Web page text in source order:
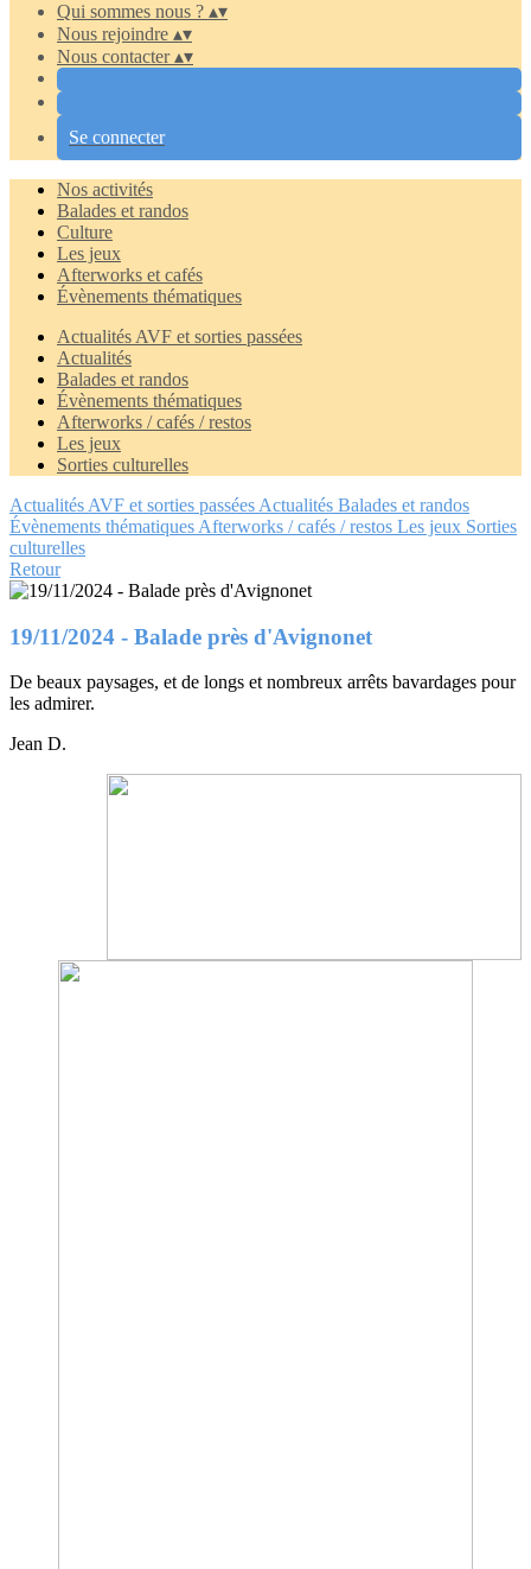
Qui sommes nous ? ▴▾
Nous rejoindre ▴▾
Nous contacter▴▾
Se connecter
Nos activités
Balades et randos
Culture
Les jeux
Afterworks et cafés
Évènements thématiques
Actualités AVF et sorties passées
Actualités
Balades et randos
Évènements thématiques
Afterworks / cafés / restos
Les jeux
Sorties culturelles
Actualités AVF et sorties passées Actualités Balades et randos
Évènements thématiques Afterworks / cafés / restos Les jeux Sorties
culturelles
Retour
19/11/2024 - Balade près d'Avignonet
De beaux paysages, et de longs et nombreux arrêts bavardages pour
les admirer.
Jean D.